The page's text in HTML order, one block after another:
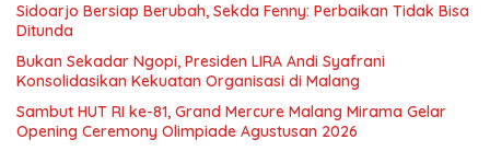
Sidoarjo Bersiap Berubah, Sekda Fenny: Perbaikan Tidak Bisa
Ditunda
Bukan Sekadar Ngopi, Presiden LIRA Andi Syafrani
Konsolidasikan Kekuatan Organisasi di Malang
Sambut HUT RI ke-81, Grand Mercure Malang Mirama Gelar
Opening Ceremony Olimpiade Agustusan 2026